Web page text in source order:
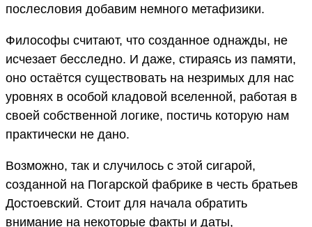
послесловия добавим немного метафизики.
Философы считают, что созданное однажды, не
исчезает бесследно. И даже, стираясь из памяти,
оно остаётся существовать на незримых для нас
уровнях в особой кладовой вселенной, работая в
своей собственной логике, постичь которую нам
практически не дано.
Возможно, так и случилось с этой сигарой,
созданной на Погарской фабрике в честь братьев
Достоевский. Стоит для начала обратить
внимание на некоторые факты и даты,